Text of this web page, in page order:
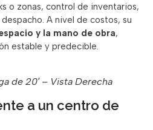
o zonas, control de inventarios,
A nivel de costos, su
y la mano de obra,
estable y predecible.
de 20′ – Vista Derecha
a un centro de